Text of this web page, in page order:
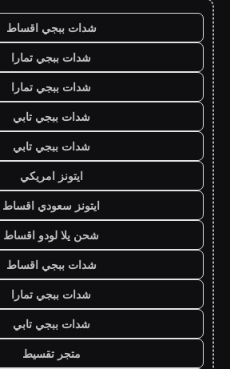
شدات ببجي اقساط
شدات ببجي تمارا
شدات ببجي تمارا
شدات ببجي تابي
شدات ببجي تابي
ايتونز امريكي
ايتونز سعودي اقساط
شحن يلا لودو اقساط
شدات ببجي اقساط
شدات ببجي تمارا
شدات ببجي تابي
متجر تقسيط